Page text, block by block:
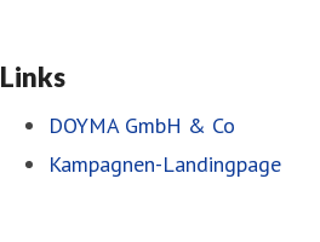
Links
DOYMA GmbH & Co
Kampagnen-Landingpage